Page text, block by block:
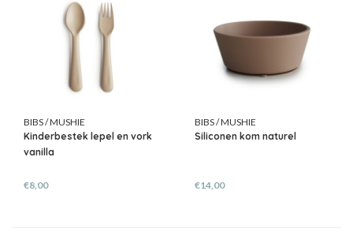
BIBS / MUSHIE
Kinderbestek lepel en vork
vanilla
€8,00
BIBS / MUSHIE
Siliconen kom naturel
€14,00